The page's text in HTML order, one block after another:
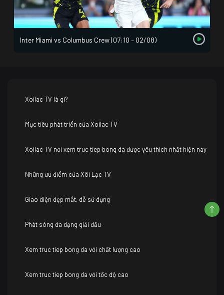
Inter Miami vs Columbus Crew (07:10 – 02/08)
Xoilac TV là gì?
Mục tiêu phát triển của Xoilac TV
Xoilac TV nơi xem truc tiep bong da được yêu thích nhất hiện nay
Những ưu điểm của Xôi Lạc TV
Giao diện đẹp mắt, dễ sử dụng
Phát sóng đa dạng giải đấu
Xem truc tiep bong da với chất lượng cao
Xem truc tiep bong da với tốc độ cao